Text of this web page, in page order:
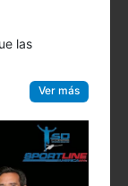
las
Ver más